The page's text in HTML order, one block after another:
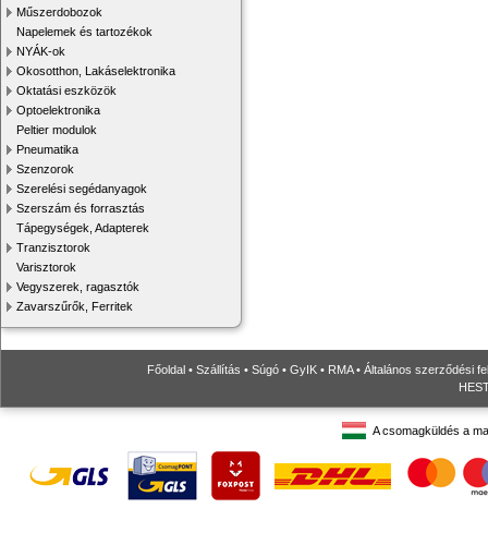
Műszerdobozok
Napelemek és tartozékok
NYÁK-ok
Okosotthon, Lakáselektronika
Oktatási eszközök
Optoelektronika
Peltier modulok
Pneumatika
Szenzorok
Szerelési segédanyagok
Szerszám és forrasztás
Tápegységek, Adapterek
Tranzisztorok
Varisztorok
Vegyszerek, ragasztók
Zavarszűrők, Ferritek
Főoldal • Szállítás • Súgó • GyIK • RMA• Általános szerződési
A csomagküldés a